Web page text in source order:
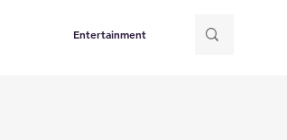
Entertainment